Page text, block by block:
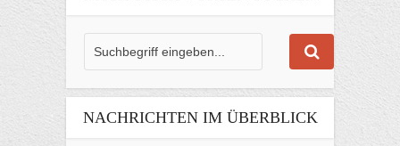
NACHRICHTEN IM ÜBERBLICK